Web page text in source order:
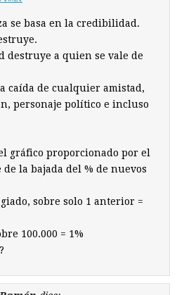
se basa en la credibilidad.
destruye a quien se vale de
caída de cualquier amistad,
personaje político e incluso
gráfico proporcionado por el
la bajada del % de nuevos
sobre solo 1 anterior =
100.000 = 1%